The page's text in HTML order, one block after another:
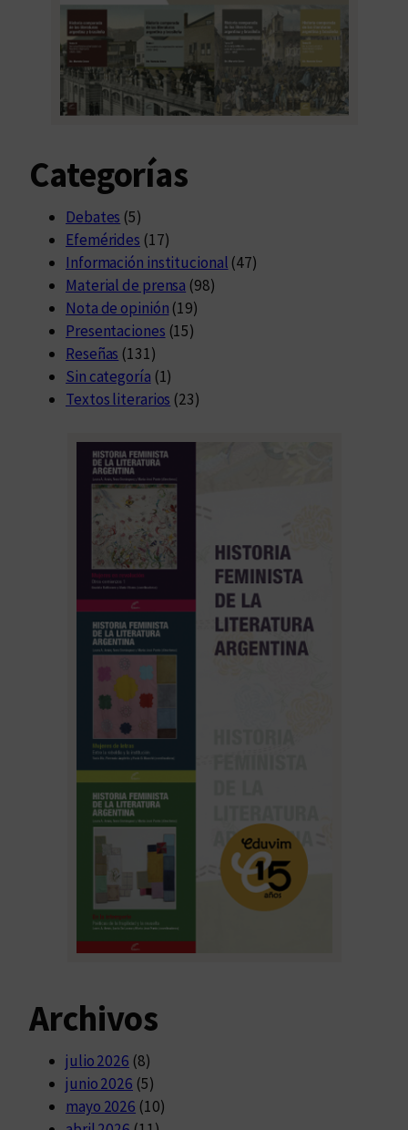
Categorías
Debates (5)
Efemérides (17)
Información institucional (47)
Material de prensa (98)
Nota de opinión (19)
Presentaciones (15)
Reseñas (131)
Sin categoría (1)
Textos literarios (23)
Archivos
julio 2026 (8)
junio 2026 (5)
mayo 2026 (10)